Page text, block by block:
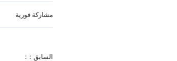
مشاركة فورية
السابق：: